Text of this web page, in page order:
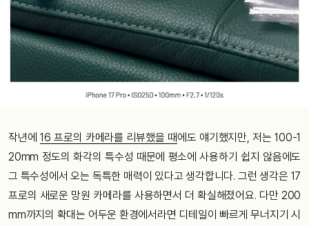
작년에 16 프로의 카메라를 리뷰했을 때에도 얘기했지만, 저는 100-1
20mm 정도의 화각의 특수성 때문에 평소에 사용하기 쉽지 않음에도
그 특수성에서 오는 독특한 매력이 있다고 생각합니다. 그런 생각은 17
프로의 새로운 망원 카메라를 사용하면서 더 확실해졌어요. 다만 200
mm까지의 확대는 어두운 환경에서라면 디테일이 빠르게 무너지기 시